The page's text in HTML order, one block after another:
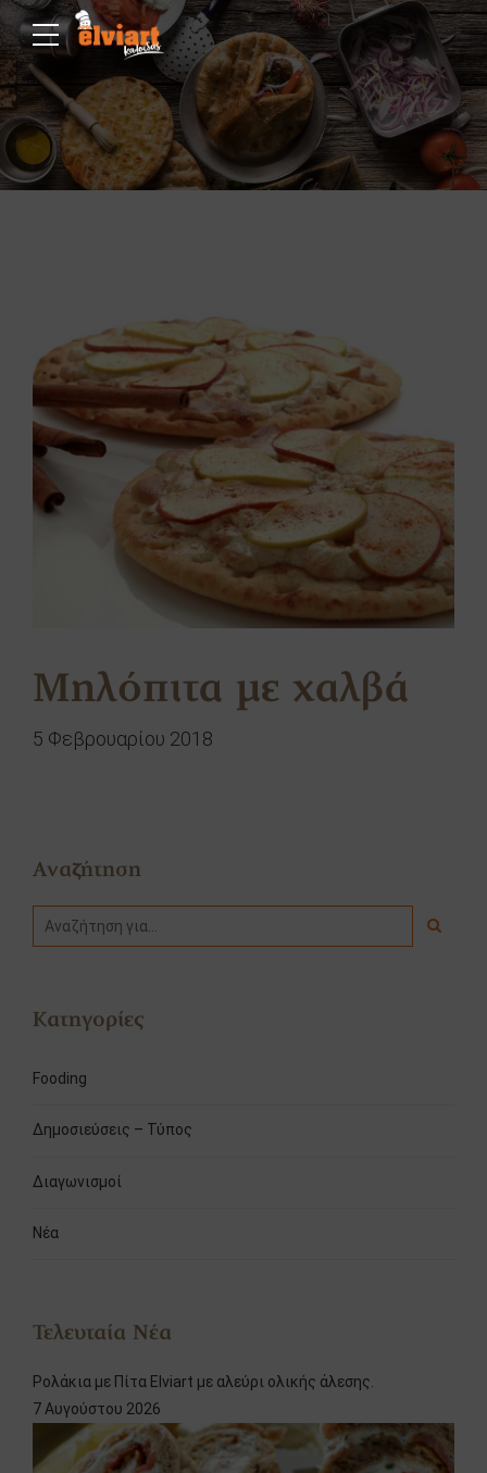
Μηλόπιτα με χαλβά
5 Φεβρουαρίου 2018
Αναζήτηση
Κατηγορίες
Fooding
Δημοσιεύσεις – Τύπος
Διαγωνισμοί
Νέα
Τελευταία Νέα
Ρολάκια με Πίτα Elviart με αλεύρι ολικής άλεσης.
7 Αυγούστου 2026